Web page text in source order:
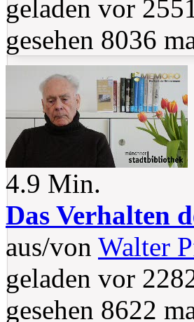
geladen vor
gesehen 8036
4.9 Min.
Das Verhalten
aus/von Walter
geladen vor
gesehen 8622